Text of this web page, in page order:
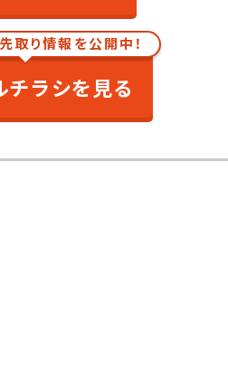
取り情報を公開中！
チラシを見る